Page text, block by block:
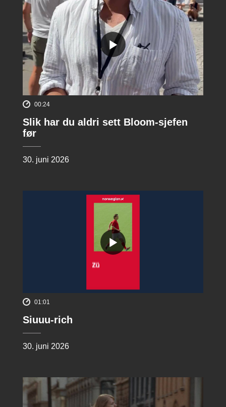
00:24
Slik har du aldri sett Bloom-sjefen
før
30. juni 2026
01:01
Siuuu-rich
30. juni 2026